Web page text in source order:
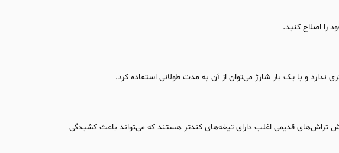
را اصلاح کنید.
و با یک بار شارژ می‌توان از آن به مدت طولانی استفاده کرد.
تراش‌های قدیمی اغلب دارای تیغه‌های کندتر هستند که می‌تواند باعث کشیدگی